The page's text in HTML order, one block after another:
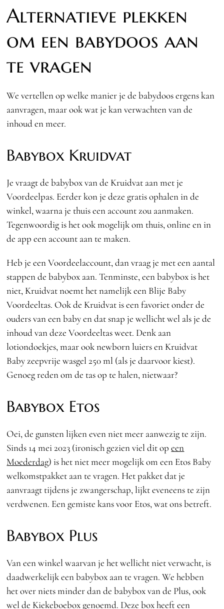
Alternatieve plekken
om een babydoos aan
te vragen
We vertellen op welke manier je de babydoos ergens kan
aanvragen, maar ook wat je kan verwachten van de
inhoud en meer.
Babybox Kruidvat
Je vraagt de babybox van de Kruidvat aan met je
Voordeelpas. Eerder kon je deze gratis ophalen in de
winkel, waarna je thuis een account zou aanmaken.
Tegenwoordig is het ook mogelijk om thuis, online en in
de app een account aan te maken.
Heb je een Voordeelaccount, dan vraag je met een aantal
stappen de babybox aan. Tenminste, een babybox is het
niet, Kruidvat noemt het namelijk een Blije Baby
Voordeeltas. Ook de Kruidvat is een favoriet onder de
ouders van een baby en dat snap je wellicht wel als je de
inhoud van deze Voordeeltas weet. Denk aan
lotiondoekjes, maar ook newborn luiers en Kruidvat
Baby zeepvrije wasgel 250 ml (als je daarvoor kiest).
Genoeg reden om de tas op te halen, nietwaar?
Babybox Etos
Oei, de gunsten lijken even niet meer aanwezig te zijn.
Sinds 14 mei 2023 (ironisch gezien viel dit opeen
Moederdag) is het niet meer mogelijk om een Etos Baby
welkomstpakket aan te vragen. Het pakket dat je
aanvraagt tijdens je zwangerschap, lijkt eveneens te zijn
verdwenen. Een gemiste kans voor Etos, wat ons betreft.
Babybox Plus
Van een winkel waarvan je het wellicht niet verwacht, is
daadwerkelijk een babybox aan te vragen. We hebben
het over niets minder dan de babybox van de Plus, ook
wel de Kiekeboebox genoemd. Deze box heeft een